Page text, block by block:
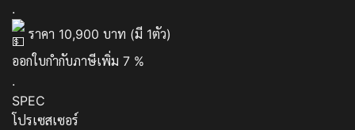
.
ราคา 10,900 บาท (มี 1ตัว)
ออกใบกำกับภาษีเพิ่ม 7 %
.
SPEC
โปรเซสเซอร์